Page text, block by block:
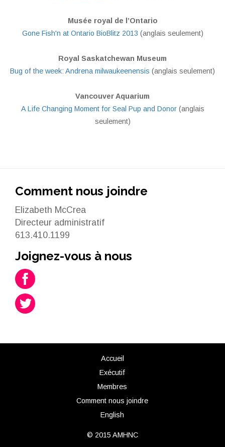
Musée royal de l’Ontario
Gone Fish'n at Ontario BioBlitz 2013 (anglais seulement)
Royal Saskatchewan Museum
Bug of the week: Andrena milwaukeenensis (anglais seulement)
Vancouver Aquarium
A Life Changing Moment for Seal Pup and Donor(anglais
seulement)
Comment nous joindre
Elizabeth McCrea
Directeur administratif
613.410.1199
Joignez-vous à nous
Accueil
Exécutif
Membres
Comment nous joindre
English
© 2015 AMHNC